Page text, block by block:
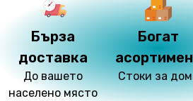
Бърза
доставка
До вашето
населено място
Богат
Стоки за